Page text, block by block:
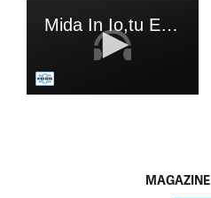
MAGAZINE